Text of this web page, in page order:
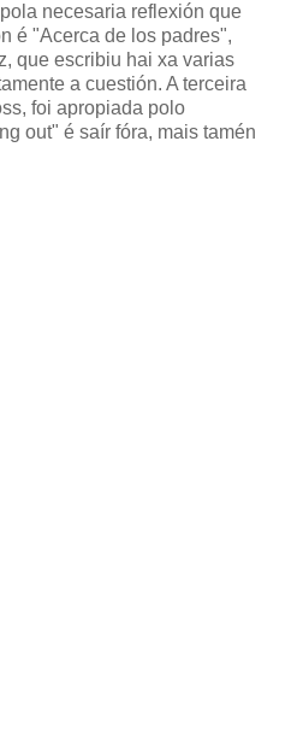
necesaria reflexión que
é "Acerca de los padres",
que escribiu hai xa varias
a cuestión. A terceira
foi apropiada polo
out" é saír fóra, mais tamén